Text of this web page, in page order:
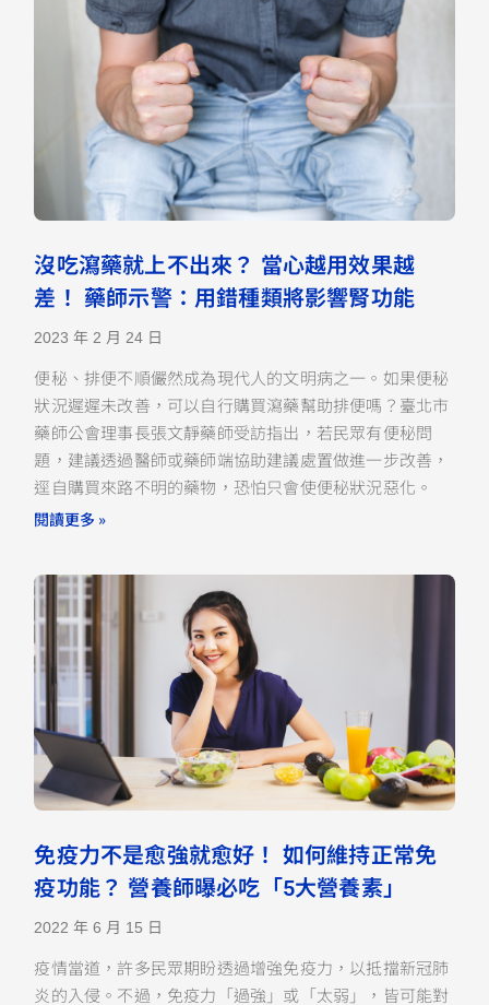
沒吃瀉藥就上不出來？ 當心越用效果越
差！ 藥師示警：用錯種類將影響腎功能
2023 年 2 月 24 日
便秘、排便不順儼然成為現代人的文明病之一。如果便秘
狀況遲遲未改善，可以自行購買瀉藥幫助排便嗎？臺北市
藥師公會理事長張文靜藥師受訪指出，若民眾有便秘問
題，建議透過醫師或藥師端協助建議處置做進一步改善，
逕自購買來路不明的藥物，恐怕只會使便秘狀況惡化。
閱讀更多 »
免疫力不是愈強就愈好！ 如何維持正常免
疫功能？ 營養師曝必吃「5大營養素」
2022 年 6 月 15 日
疫情當道，許多民眾期盼透過增強免疫力，以抵擋新冠肺
炎的入侵。不過，免疫力「過強」或「太弱」，皆可能對